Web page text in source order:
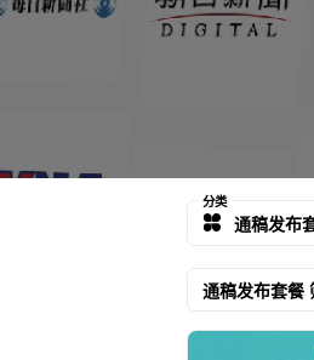
分类
通稿发布
通稿发布套